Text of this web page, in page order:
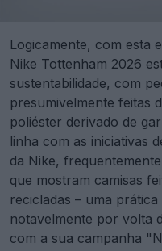
Logicamente, com esta
Nike Tottenham 2026
sustentabilidade, com
presumivelmente feitas
poliéster derivado de
linha com as iniciativas
da Nike,
que mostram camisas
recicladas – uma
notavelmente por volta
com a sua campanha